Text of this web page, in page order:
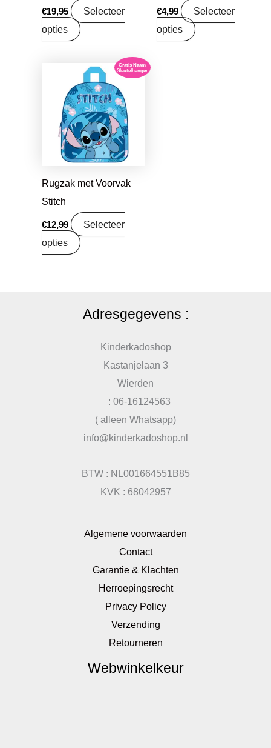
€19,95
Selecteer
opties
€4,99
Selecteer
opties
Gratis Naam
Sleutelhanger
Rugzak met Voorvak
Stitch
€12,99
Selecteer
opties
Adresgegevens :
Kinderkadoshop
Kastanjelaan 3
Wierden
: 06-16124563
( alleen Whatsapp)
info@kinderkadoshop.nl
BTW : NL001664551B85
KVK : 68042957
Algemene voorwaarden
Contact
Garantie & Klachten
Herroepingsrecht
Privacy Policy
Verzending
Retourneren
Webwinkelkeur